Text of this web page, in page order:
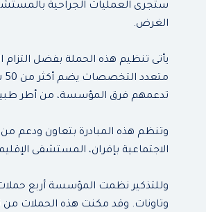
ستجرى العمليات الجراحية
الغرض.
يأتى تنظيم هذه الحملة بفضل
تدعمهم فرق المؤسسة، من أطر
وتنظم هذه المبادرة بتعاون ودعم
الاجتماعية بإفران، المستشفى
وللتذكير نظمت المؤسسة أربع